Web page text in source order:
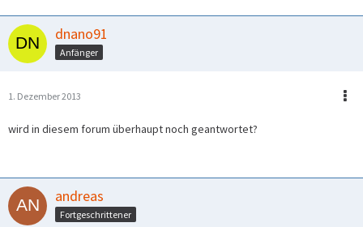
dnano91
Anfänger
1. Dezember 2013
wird in diesem forum überhaupt noch geantwortet?
andreas
Fortgeschrittener